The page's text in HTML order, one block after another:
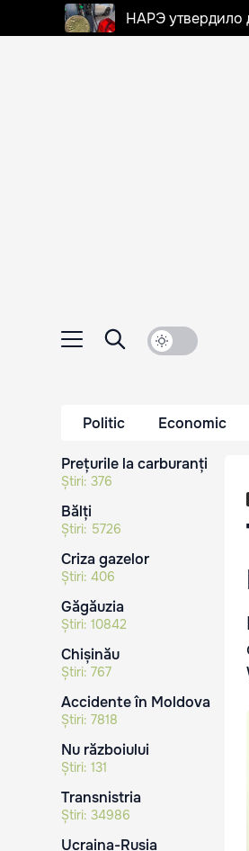
НАРЭ утвердило
Politic Economic
Prețurile la carburanți
Știri: 376
Bălți
Știri: 5726
Criza gazelor
Știri: 406
Găgăuzia
Știri: 10842
Chișinău
Știri: 767
Accidente în Moldova
Știri: 7818
Nu războiului
Știri: 131
Transnistria
Știri: 34986
Ucraina-Rusia